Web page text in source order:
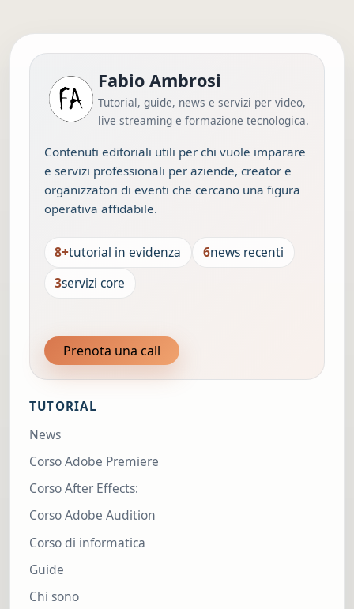
Fabio Ambrosi
Tutorial, guide, news e servizi per video,
live streaming e formazione tecnologica.
Contenuti editoriali utili per chi vuole imparare
e servizi professionali per aziende, creator e
organizzatori di eventi che cercano una figura
operativa affidabile.
8+tutorial in evidenza 6news recenti
3servizi core
Prenota una call
TUTORIAL
News
Corso Adobe Premiere
Corso After Effects:
Corso Adobe Audition
Corso di informatica
Guide
Chi sono